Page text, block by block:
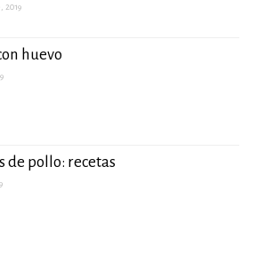
2019
huevo
de pollo: recetas